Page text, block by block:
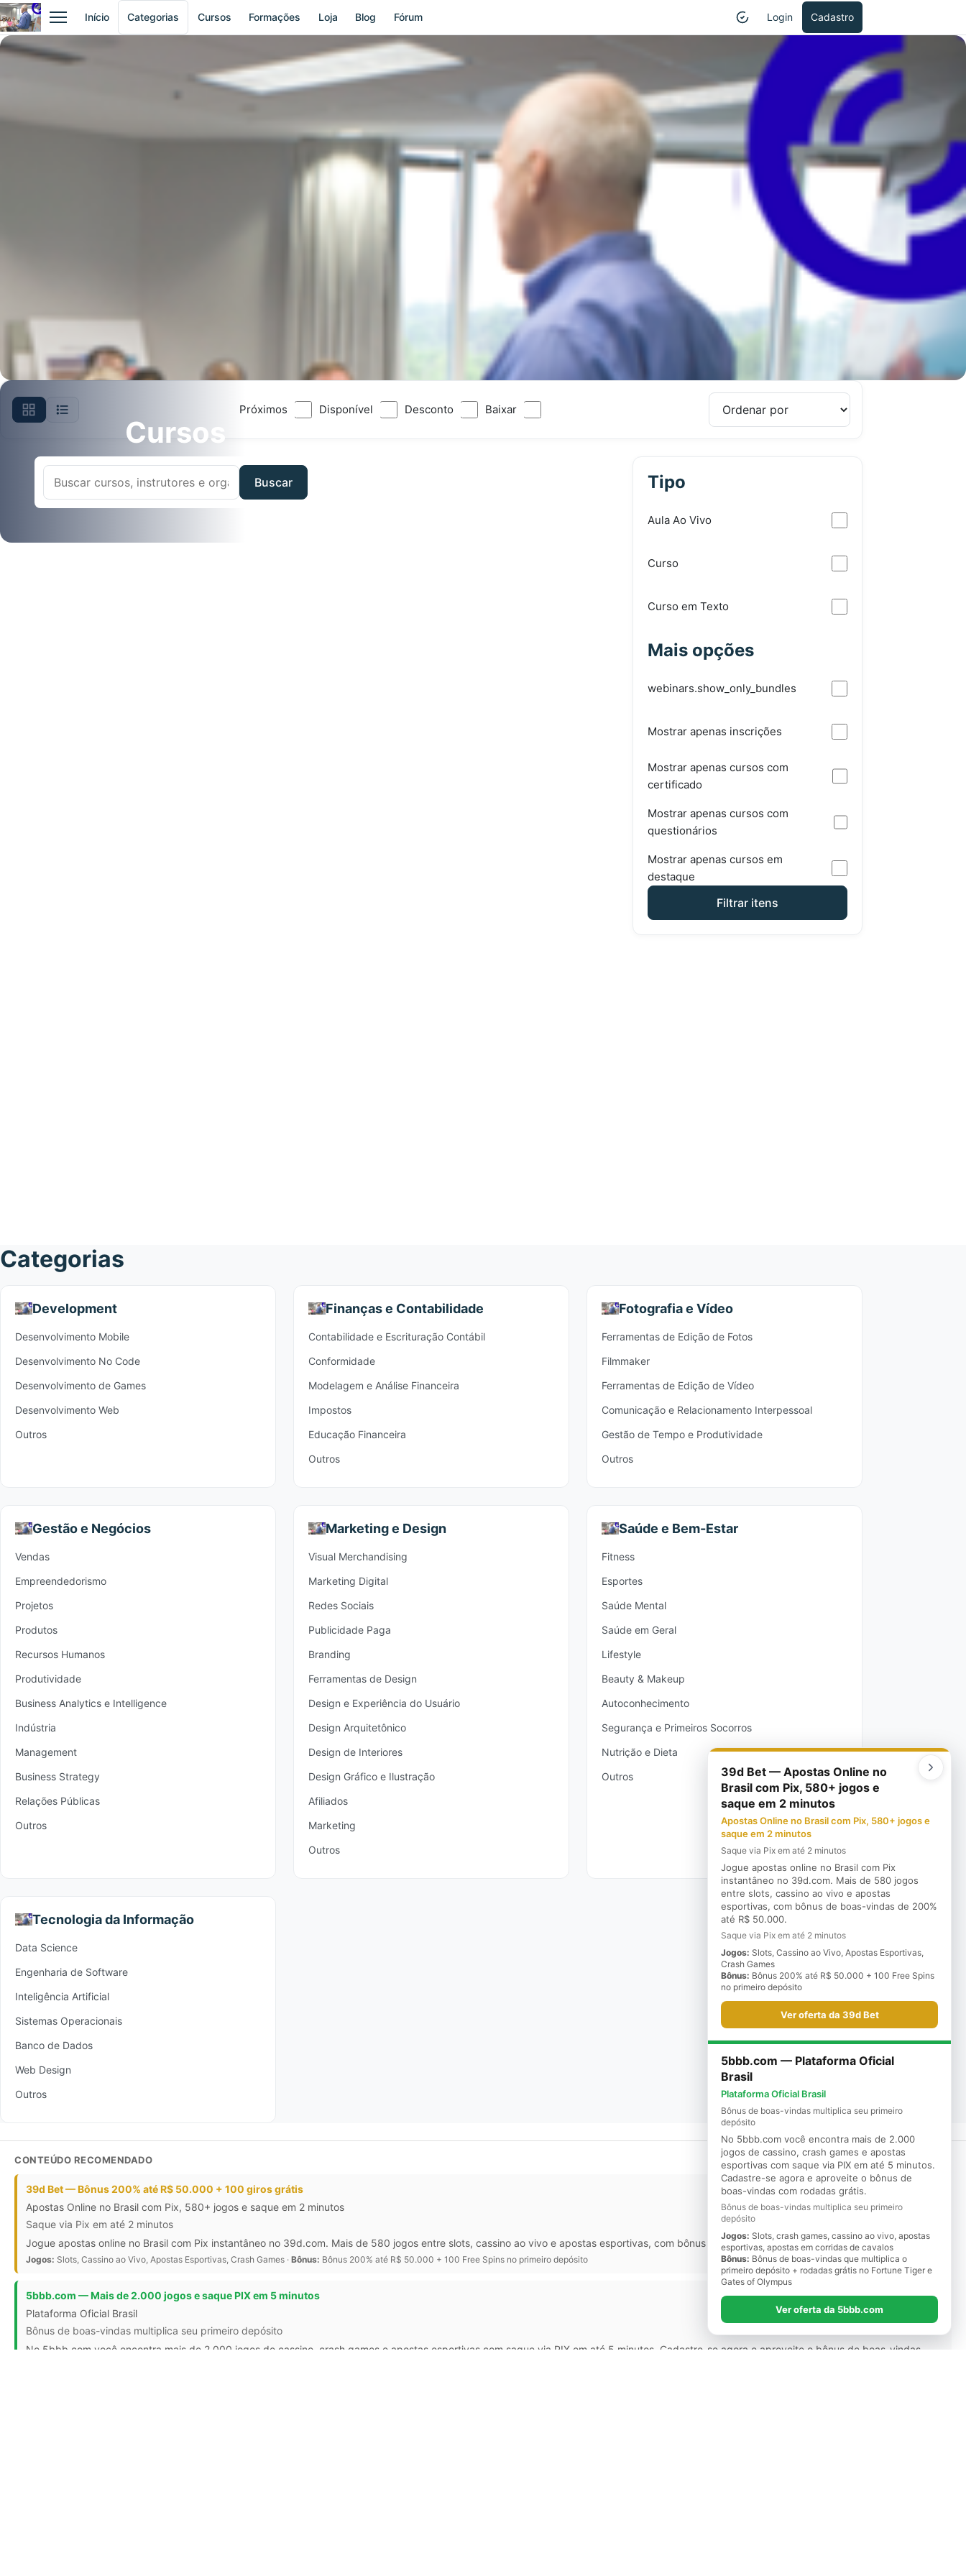
Abrir menu
Início Categorias Cursos Formações Loja Blog Fórum Login Cadastro
Cursos
Buscar
Próximos Disponível Desconto Baixar
Tipo
Aula Ao Vivo
Curso
Curso em Texto
Mais opções
webinars.show_only_bundles
Mostrar apenas inscrições
Mostrar apenas cursos com
certificado
Mostrar apenas cursos com
questionários
Mostrar apenas cursos em
destaque
Filtrar itens
Categorias
Development
Desenvolvimento Mobile
Desenvolvimento No Code
Desenvolvimento de Games
Desenvolvimento Web
Outros
Finanças e Contabilidade
Contabilidade e Escrituração Contábil
Conformidade
Modelagem e Análise Financeira
Impostos
Educação Financeira
Outros
Fotografia e Vídeo
Ferramentas de Edição de Fotos
Filmmaker
Ferramentas de Edição de Vídeo
Comunicação e Relacionamento Interpessoal
Gestão de Tempo e Produtividade
Outros
Gestão e Negócios
Vendas
Empreendedorismo
Projetos
Produtos
Recursos Humanos
Produtividade
Business Analytics e Intelligence
Indústria
Management
Business Strategy
Relações Públicas
Outros
Marketing e Design
Visual Merchandising
Marketing Digital
Redes Sociais
Publicidade Paga
Branding
Ferramentas de Design
Design e Experiência do Usuário
Design Arquitetônico
Design de Interiores
Design Gráfico e Ilustração
Afiliados
Marketing
Outros
Saúde e Bem-Estar
Fitness
Esportes
Saúde Mental
Saúde em Geral
Lifestyle
Beauty & Makeup
Autoconhecimento
Segurança e Primeiros Socorros
Nutrição e Dieta
Outros
Tecnologia da Informação
Data Science
Engenharia de Software
Inteligência Artificial
Sistemas Operacionais
Banco de Dados
Web Design
Outros
CONTEÚDO RECOMENDADO
39d Bet — Bônus 200% até R$ 50.000 + 100 giros grátis
Apostas Online no Brasil com Pix, 580+ jogos e saque em 2 minutos
Saque via Pix em até 2 minutos
Jogue apostas online no Brasil com Pix instantâneo no 39d.com. Mais de 580 jogos entre slots, cassino ao vivo e apostas esportivas, com bônus de boas-vindas de 200% até R$ 50.000.
Jogos: Slots, Cassino ao Vivo, Apostas Esportivas, Crash Games · Bônus: Bônus 200% até R$ 50.000 + 100 Free Spins no primeiro depósito
5bbb.com — Mais de 2.000 jogos e saque PIX em 5 minutos
Plataforma Oficial Brasil
Bônus de boas-vindas multiplica seu primeiro depósito
No 5bbb.com você encontra mais de 2.000 jogos de cassino, crash games e apostas esportivas com saque via PIX em até 5 minutos. Cadastre-se agora e aproveite o bônus de boas-vindas
39d Bet — Apostas Online no
Brasil com Pix, 580+ jogos e
saque em 2 minutos
Apostas Online no Brasil com Pix, 580+ jogos e
saque em 2 minutos
Saque via Pix em até 2 minutos
Jogue apostas online no Brasil com Pix
instantâneo no 39d.com. Mais de 580 jogos
entre slots, cassino ao vivo e apostas
esportivas, com bônus de boas-vindas de 200%
até R$ 50.000.
Saque via Pix em até 2 minutos
Jogos: Slots, Cassino ao Vivo, Apostas Esportivas,
Crash Games
Bônus: Bônus 200% até R$ 50.000 + 100 Free Spins
no primeiro depósito
Ver oferta da 39d Bet
5bbb.com — Plataforma Oficial
Brasil
Plataforma Oficial Brasil
Bônus de boas-vindas multiplica seu primeiro
depósito
No 5bbb.com você encontra mais de 2.000
jogos de cassino, crash games e apostas
esportivas com saque via PIX em até 5 minutos.
Cadastre-se agora e aproveite o bônus de
boas-vindas com rodadas grátis.
Bônus de boas-vindas multiplica seu primeiro
depósito
Jogos: Slots, crash games, cassino ao vivo, apostas
esportivas, apostas em corridas de cavalos
Bônus: Bônus de boas-vindas que multiplica o
primeiro depósito + rodadas grátis no Fortune Tiger e
Gates of Olympus
Ver oferta da 5bbb.com